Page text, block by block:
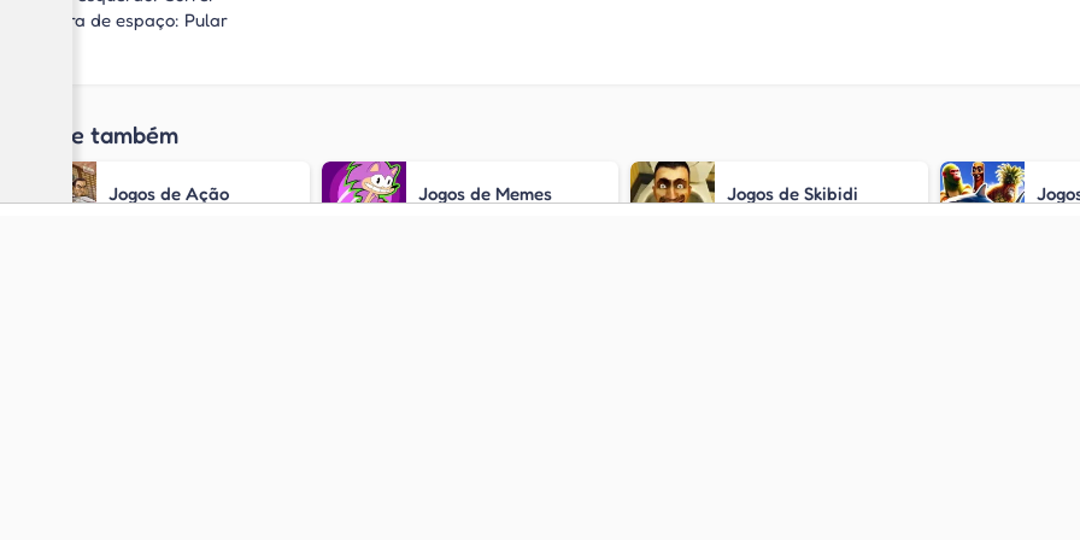
Barra de espaço: Pular
Jogue também
Jogos de Ação Jogos de Memes Jogos de Skibidi